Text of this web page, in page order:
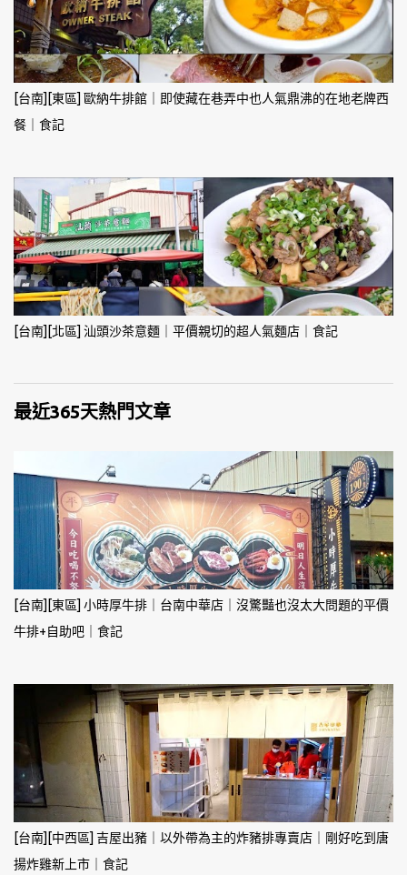
[台南][東區] 歐納牛排館｜即使藏在巷弄中也人氣鼎沸的在地老牌西
餐｜食記
[台南][北區] 汕頭沙茶意麵｜平價親切的超人氣麵店｜食記
最近365天熱門文章
[台南][東區] 小時厚牛排｜台南中華店｜沒驚豔也沒太大問題的平價
牛排+自助吧｜食記
[台南][中西區] 吉屋出豬｜以外帶為主的炸豬排專賣店｜剛好吃到唐
揚炸雞新上市｜食記